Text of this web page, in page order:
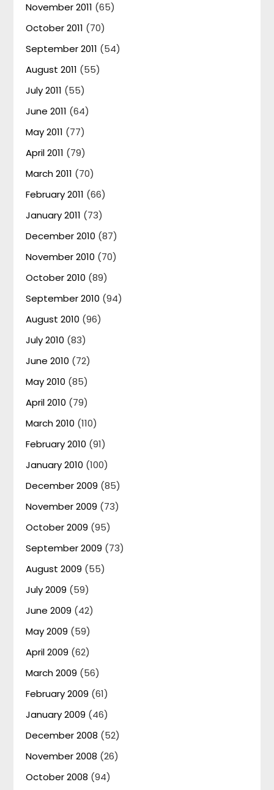
November 2011 (65)
October 2011 (70)
September 2011 (54)
August 2011 (55)
July 2011 (55)
June 2011 (64)
May 2011 (77)
April 2011 (79)
March 2011 (70)
February 2011 (66)
January 2011 (73)
December 2010 (87)
November 2010 (70)
October 2010 (89)
September 2010 (94)
August 2010 (96)
July 2010 (83)
June 2010 (72)
May 2010 (85)
April 2010 (79)
March 2010 (110)
February 2010 (91)
January 2010 (100)
December 2009 (85)
November 2009 (73)
October 2009 (95)
September 2009 (73)
August 2009 (55)
July 2009 (59)
June 2009 (42)
May 2009 (59)
April 2009 (62)
March 2009 (56)
February 2009 (61)
January 2009 (46)
December 2008 (52)
November 2008 (26)
October 2008 (94)